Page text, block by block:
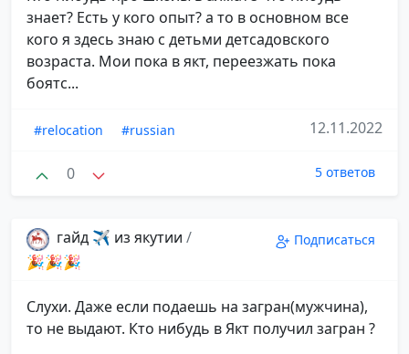
знает? Есть у кого опыт? а то в основном все
кого я здесь знаю с детьми детсадовского
возраста. Мои пока в якт, переезжать пока
боятс...
#relocation #russian 12.11.2022
0 5 ответов
гайд ✈️ из якутии /
🎉🎉🎉
Подписаться
Слухи. Даже если подаешь на загран(мужчина),
то не выдают. Кто нибудь в Якт получил загран ?